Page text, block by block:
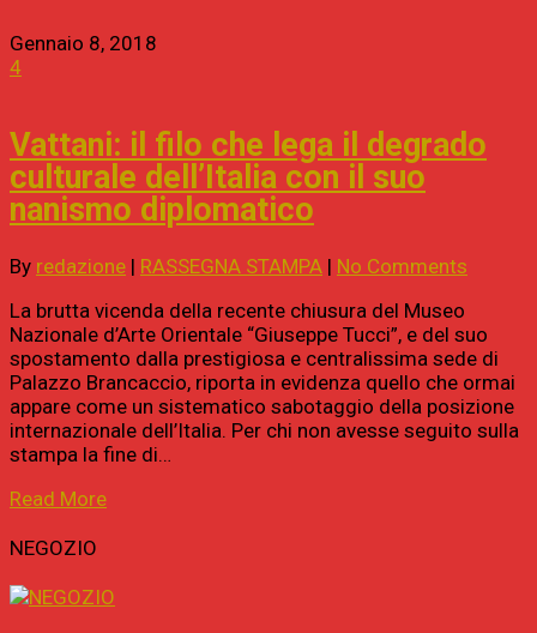
Gennaio 8, 2018
4
Vattani: il filo che lega il degrado
culturale dell’Italia con il suo
nanismo diplomatico
By redazione | RASSEGNA STAMPA | No Comments
La brutta vicenda della recente chiusura del Museo
Nazionale d’Arte Orientale “Giuseppe Tucci”, e del suo
spostamento dalla prestigiosa e centralissima sede di
Palazzo Brancaccio, riporta in evidenza quello che ormai
appare come un sistematico sabotaggio della posizione
internazionale dell’Italia. Per chi non avesse seguito sulla
stampa la fine di…
Read More
NEGOZIO